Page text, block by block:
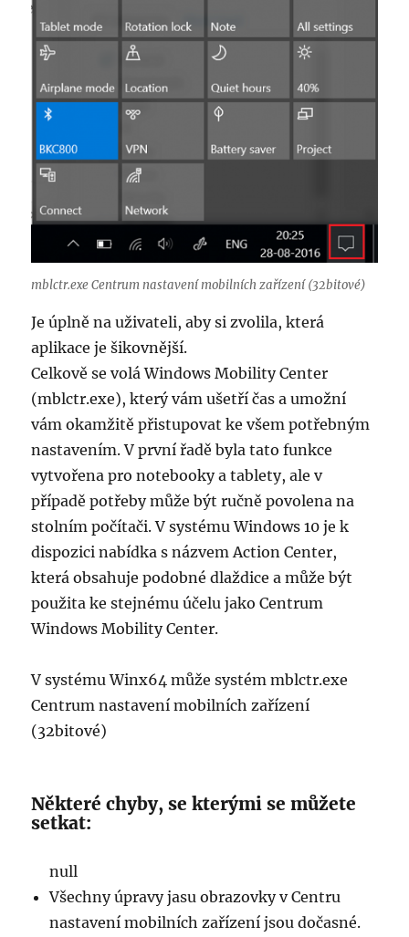
mblctr.exe Centrum nastavení mobilních zařízení (32bitové)
Je úplně na uživateli, aby si zvolila, která
aplikace je šikovnější.
Celkově se volá Windows Mobility Center
(mblctr.exe), který vám ušetří čas a umožní
vám okamžitě přistupovat ke všem potřebným
nastavením. V první řadě byla tato funkce
vytvořena pro notebooky a tablety, ale v
případě potřeby může být ručně povolena na
stolním počítači. V systému Windows 10 je k
dispozici nabídka s názvem Action Center,
která obsahuje podobné dlaždice a může být
použita ke stejnému účelu jako Centrum
Windows Mobility Center.
V systému Winx64 může systém mblctr.exe
Centrum nastavení mobilních zařízení
(32bitové)
Některé chyby, se kterými se můžete
setkat:
null
Všechny úpravy jasu obrazovky v Centru
nastavení mobilních zařízení jsou dočasné.